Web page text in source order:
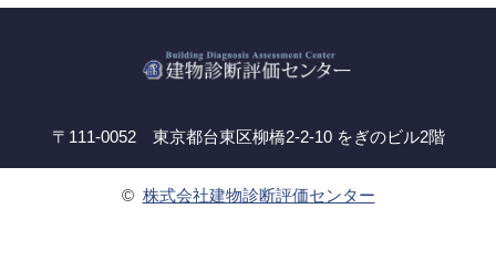
〒111-0052 東京都台東区柳橋2-2-10 をぎのビル2階
© 株式会社建物診断評価センター